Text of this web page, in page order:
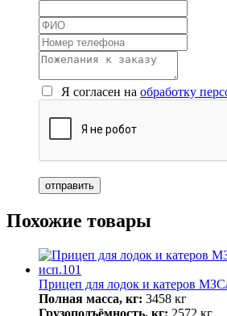
Я согласен на обработку
Похожие товары
Прицеп для лодок и катеров
Полная масса, кг: 3458 кг
Грузоподъёмность, кг: 2572 кг